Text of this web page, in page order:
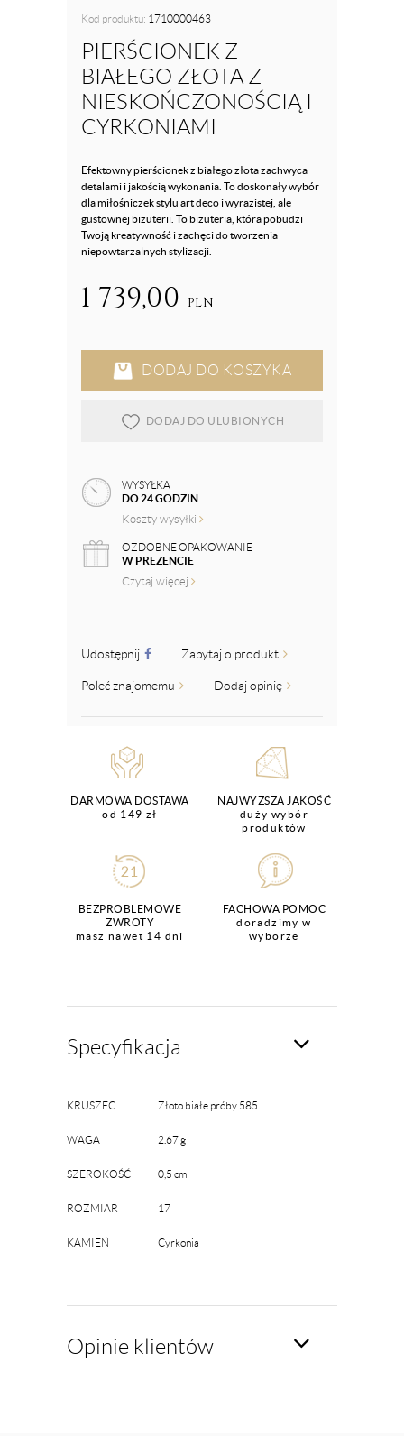
Kod produktu: 1710000463
PIERŚCIONEK Z
BIAŁEGO ZŁOTA Z
NIESKOŃCZONOŚCIĄ I
CYRKONIAMI
Efektowny pierścionek z białego złota zachwyca
detalami i jakością wykonania. To doskonały wybór
dla miłośniczek stylu art deco i wyrazistej, ale
gustownej biżuterii. To biżuteria, która pobudzi
Twoją kreatywność i zachęci do tworzenia
niepowtarzalnych stylizacji.
1 739,00 PLN
DODAJ DO KOSZYKA
DODAJ DO ULUBIONYCH
WYSYŁKA
DO 24 GODZIN
Koszty wysyłki
OZDOBNE OPAKOWANIE
W PREZENCIE
Czytaj więcej
Udostępnij Zapytaj o produkt
Poleć znajomemu Dodaj opinię
DARMOWA DOSTAWA
od 149 zł
NAJWYŻSZA JAKOŚĆ
duży wybór
produktów
BEZPROBLEMOWE
ZWROTY
masz nawet 14 dni
FACHOWA POMOC
doradzimy w
wyborze
Specyfikacja
KRUSZEC Złoto białe próby 585
WAGA 2.67 g
SZEROKOŚĆ 0,5 cm
ROZMIAR 17
KAMIEŃ Cyrkonia
Opinie klientów